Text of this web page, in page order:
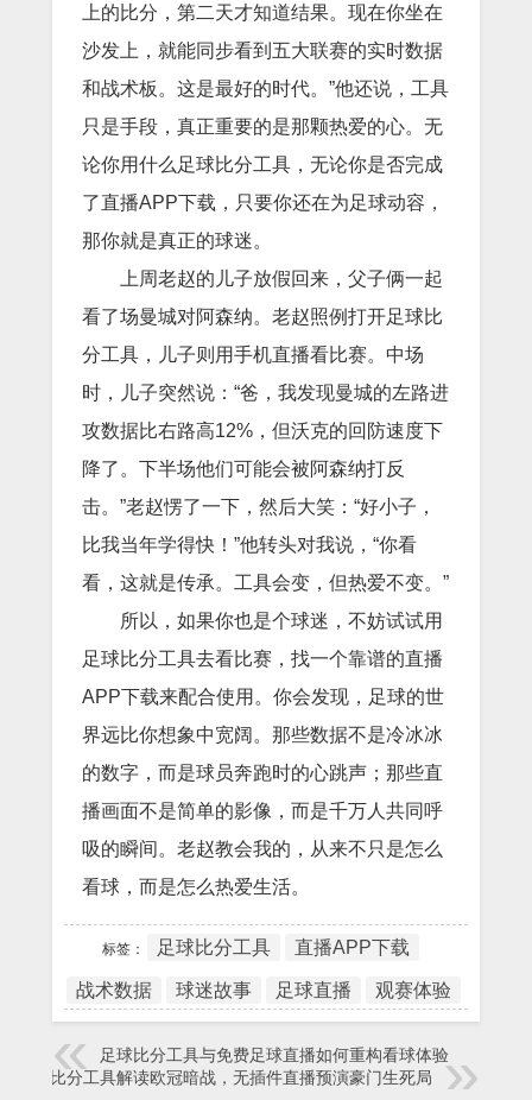
上的比分，第二天才知道结果。现在你坐在
沙发上，就能同步看到五大联赛的实时数据
和战术板。这是最好的时代。”他还说，工具
只是手段，真正重要的是那颗热爱的心。无
论你用什么足球比分工具，无论你是否完成
了直播APP下载，只要你还在为足球动容，
那你就是真正的球迷。
上周老赵的儿子放假回来，父子俩一起
看了场曼城对阿森纳。老赵照例打开足球比
分工具，儿子则用手机直播看比赛。中场
时，儿子突然说：“爸，我发现曼城的左路进
攻数据比右路高12%，但沃克的回防速度下
降了。下半场他们可能会被阿森纳打反
击。”老赵愣了一下，然后大笑：“好小子，
比我当年学得快！”他转头对我说，“你看
看，这就是传承。工具会变，但热爱不变。”
所以，如果你也是个球迷，不妨试试用
足球比分工具去看比赛，找一个靠谱的直播
APP下载来配合使用。你会发现，足球的世
界远比你想象中宽阔。那些数据不是冷冰冰
的数字，而是球员奔跑时的心跳声；那些直
播画面不是简单的影像，而是千万人共同呼
吸的瞬间。老赵教会我的，从来不只是怎么
看球，而是怎么热爱生活。
标签： 足球比分工具 直播APP下载
战术数据 球迷故事 足球直播 观赛体验
足球比分工具与免费足球直播如何重构看球体验
足球比分工具解读欧冠暗战，无插件直播预演豪门生死局